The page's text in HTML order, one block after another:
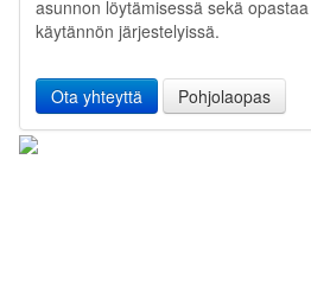
asunnon löytämisessä sekä opastaa
käytännön järjestelyissä.
Ota yhteyttä Pohjolaopas